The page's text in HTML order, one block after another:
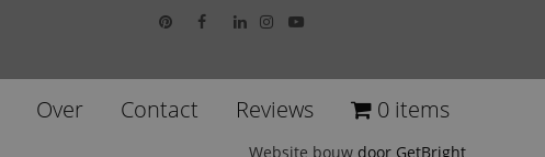
Over Contact Reviews 0 items
Website bouw door GetBright